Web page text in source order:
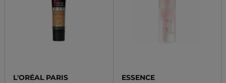
L'ORÉAL PARIS
ESSENCE